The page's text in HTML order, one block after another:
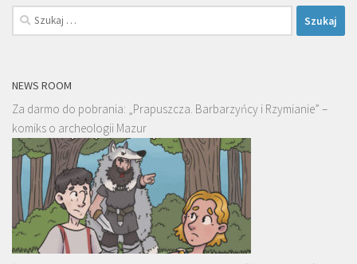
Szukaj:
NEWS ROOM
Za darmo do pobrania: „Prapuszcza. Barbarzyńcy i Rzymianie” –
komiks o archeologii Mazur